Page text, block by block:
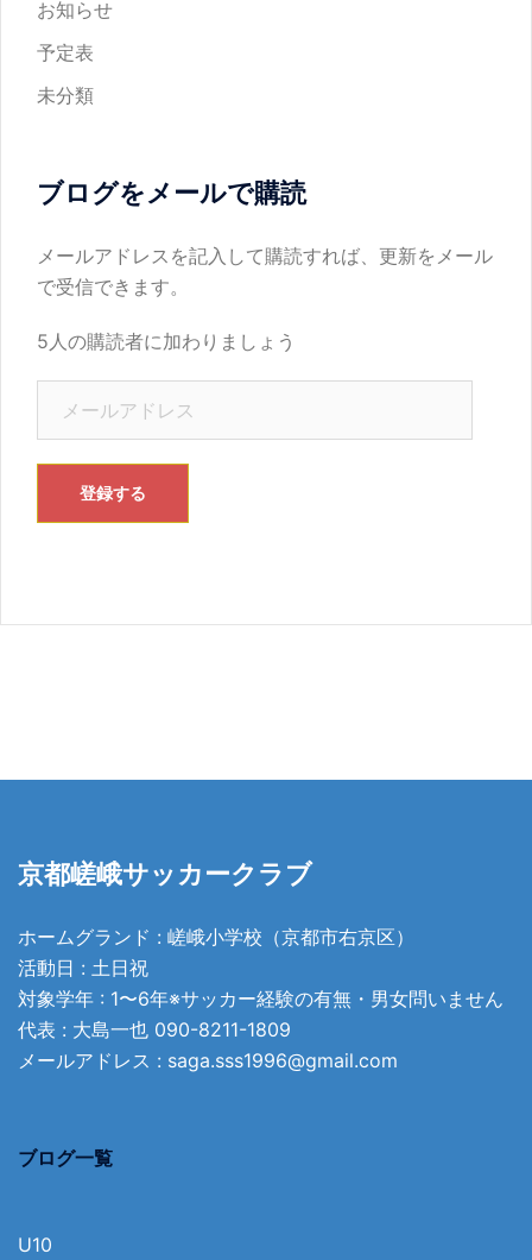
お知らせ
予定表
未分類
ブログをメールで購読
メールアドレスを記入して購読すれば、更新をメール
で受信できます。
5人の購読者に加わりましょう
ド
登録する
京都嵯峨サッカークラブ
ホームグランド : 嵯峨小学校（京都市右京区）
活動日 : 土日祝
対象学年 : 1〜6年※サッカー経験の有無・男女問いません
代表 : 大島一也 090-8211-1809
メールアドレス : saga.sss1996@gmail.com
ブログ一覧
U10